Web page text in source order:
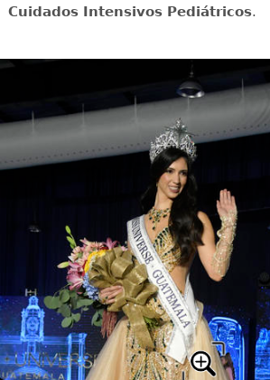
Cuidados Intensivos Pediátricos.